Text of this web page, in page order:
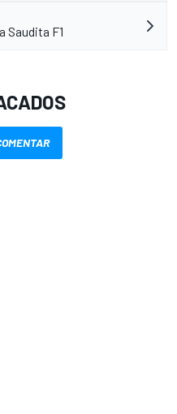
Saudita F1